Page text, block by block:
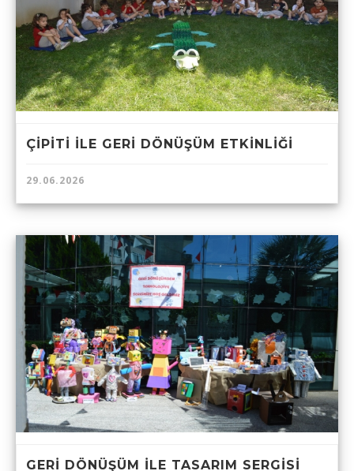
ÇİPİTİ İLE GERİ DÖNÜŞÜM ETKİNLİĞİ
29.06.2026
GERİ DÖNÜŞÜM İLE TASARIM SERGİSİ